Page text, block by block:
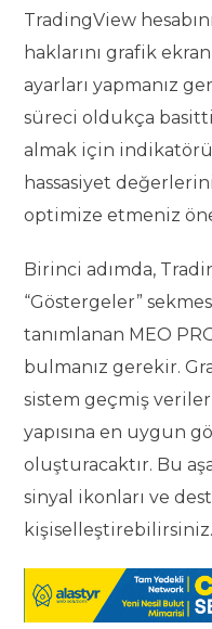
TradingView
haklarını grafik
ayarları yapmanız
süreci oldukça
almak için
hassasiyet
optimize etmeniz
Birinci adımda,
“Göstergeler”
tanımlanan MEO
bulmanız gerekir.
sistem geçmiş
yapısına en uygun
oluşturacaktır. Bu
sinyal ikonları ve
kişiselleştirebilirsiniz.